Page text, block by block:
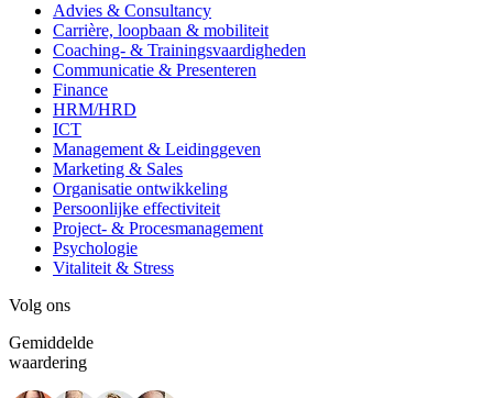
Advies & Consultancy
Carrière, loopbaan & mobiliteit
Coaching- & Trainingsvaardigheden
Communicatie & Presenteren
Finance
HRM/HRD
ICT
Management & Leidinggeven
Marketing & Sales
Organisatie ontwikkeling
Persoonlijke effectiviteit
Project- & Procesmanagement
Psychologie
Vitaliteit & Stress
Volg ons
Gemiddelde
waardering